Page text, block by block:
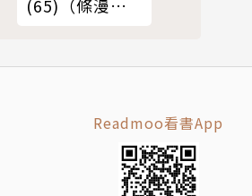
(65)（條漫
Readmoo看書App